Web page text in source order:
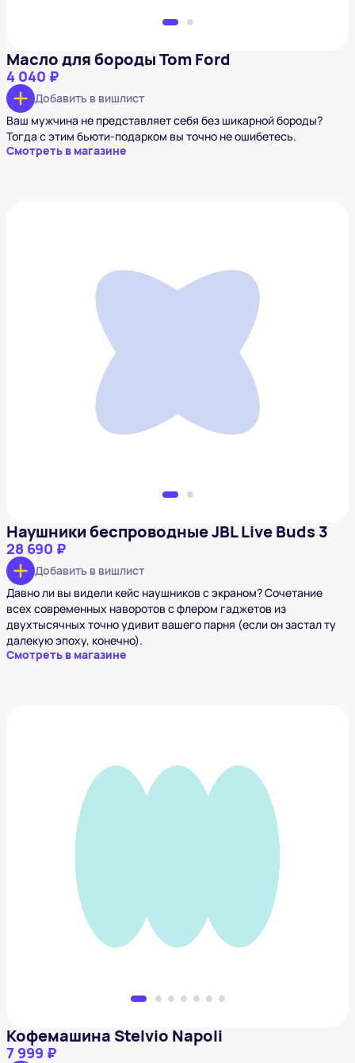
Масло для бороды Tom Ford
4 040 ₽
Добавить в вишлист
Ваш мужчина не представляет себя без шикарной бороды?
Тогда с этим бьюти-подарком вы точно не ошибетесь.
Смотреть в магазине
Наушники беспроводные JBL Live Buds 3
Наушники беспроводные JBL Live Buds 3
28 690 ₽
Добавить в вишлист
Давно ли вы видели кейс наушников с экраном? Сочетание
всех современных наворотов с флером гаджетов из
двухтысячных точно удивит вашего парня (если он застал ту
далекую эпоху, конечно).
Смотреть в магазине
Кофемашина Stelvio Napoli
7 999 ₽